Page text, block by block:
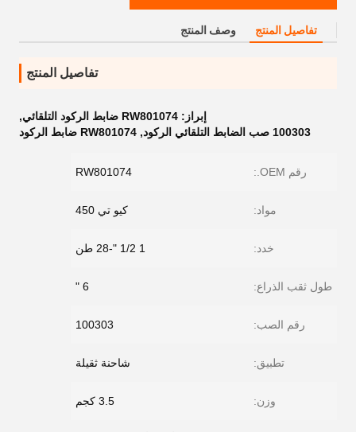
تفاصيل المنتج وصف المنتج
تفاصيل المنتج
إبراز: RW801074 ضابط الركود التلقائي
,
100303 صب الضابط التلقائي الركود
, RW801074 ضابط الركود
رقم OEM.: RW801074
مواد: كيو تي 450
خدد: 1 1/2 "-28 طن
طول ثقب الذراع: 6 "
رقم الصب: 100303
تطبيق: شاحنة ثقيلة
وزن: 3.5 كجم